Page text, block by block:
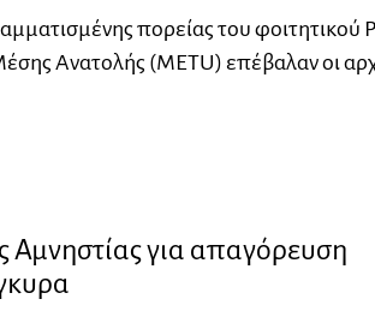
πορείας του φοιτητικού
Ανατολής (METU) επέβαλαν οι
Αμνηστίας για απαγόρευση